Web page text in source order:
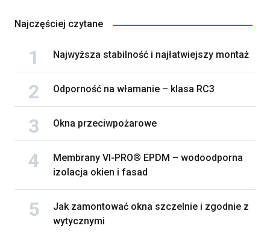
Najczęściej czytane
Najwyższa stabilność i najłatwiejszy montaż
Odporność na włamanie – klasa RC3
Okna przeciwpożarowe
Membrany VI-PRO® EPDM – wodoodporna
izolacja okien i fasad
Jak zamontować okna szczelnie i zgodnie z
wytycznymi